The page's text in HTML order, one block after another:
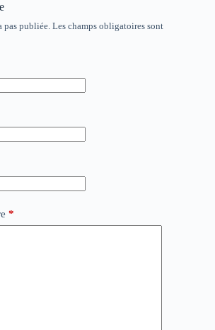
pas publiée. Les champs obligatoires sont
*